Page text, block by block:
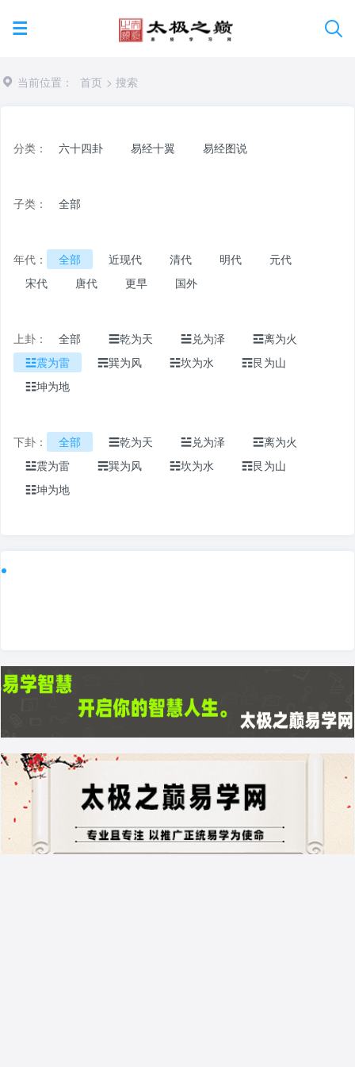
当前位置： 首页 > 搜索
分类： 六十四卦 易经十翼 易经图说
子类： 全部
年代： 全部 近现代 清代 明代
元代
宋代
唐代 更早 国外
上卦： 全部 ☰乾为天 ☱兑为泽
☲离为火
☳震为雷
☴巽为风 ☵坎为水
☶艮为山
☷坤为地
下卦： 全部 ☰乾为天 ☱兑为泽
☲离为火
☳震为雷
☴巽为风 ☵坎为水
☶艮为山
☷坤为地